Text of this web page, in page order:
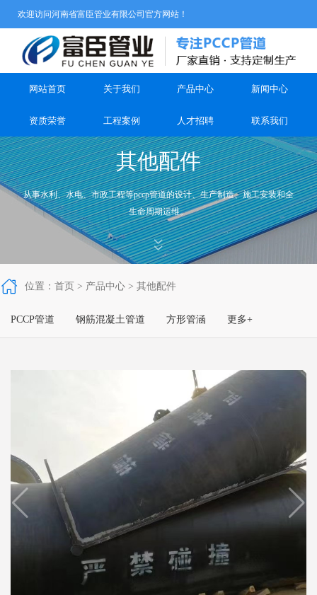
欢迎访问河南省富臣管业有限公司官方网站！
网站首页 关于我们 产品中心 新闻中心
资质荣誉 工程案例 人才招聘 联系我们
其他配件
从事水利、水电、市政工程等pccp管道的设计、生产制造、施工安装和全
生命周期运维。


 位置： 首页 > 产品中心 > 其他配件
PCCP管道 钢筋混凝土管道 方形管涵 更多+